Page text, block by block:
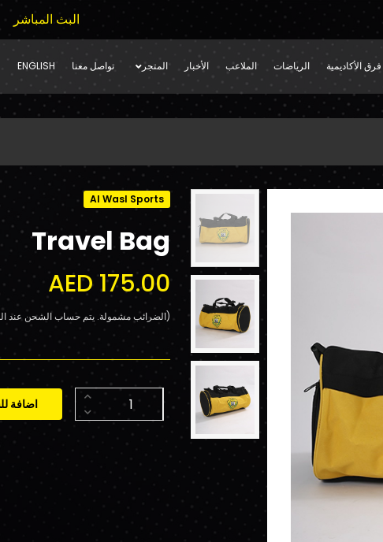
البث المباشر
فرق الأكاديمية الرياضات الملاعب الأخبار المتجر تواصل معنا ENGLISH
Al Wasl Sports
Travel Bag
AED 175.00
(الضرائب مشمولة. يتم حساب الشحن عند
اضافة